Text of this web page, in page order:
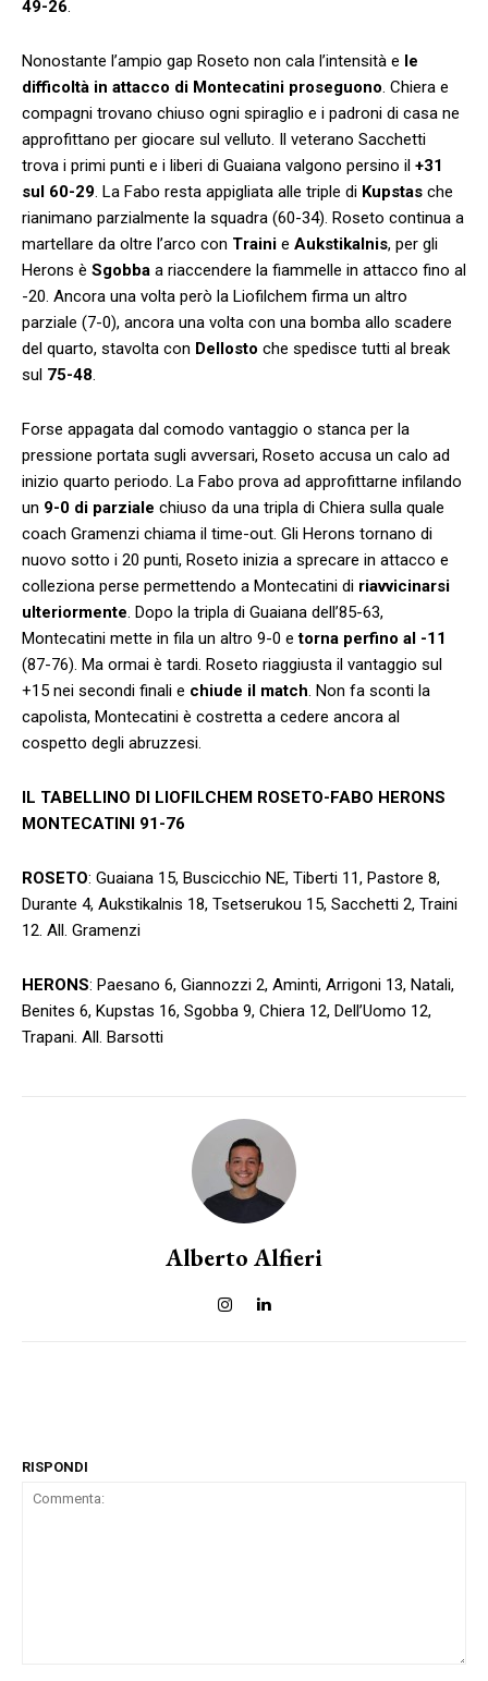
49-26.
Nonostante l’ampio gap Roseto non cala l’intensità e le
difficoltà in attacco di Montecatini proseguono. Chiera e
compagni trovano chiuso ogni spiraglio e i padroni di casa ne
approfittano per giocare sul velluto. Il veterano Sacchetti
trova i primi punti e i liberi di Guaiana valgono persino il +31
sul 60-29. La Fabo resta appigliata alle triple di Kupstas che
rianimano parzialmente la squadra (60-34). Roseto continua a
martellare da oltre l’arco con Traini e Aukstikalnis, per gli
Herons è Sgobba a riaccendere la fiammelle in attacco fino al
-20. Ancora una volta però la Liofilchem firma un altro
parziale (7-0), ancora una volta con una bomba allo scadere
del quarto, stavolta con Dellosto che spedisce tutti al break
sul 75-48.
Forse appagata dal comodo vantaggio o stanca per la
pressione portata sugli avversari, Roseto accusa un calo ad
inizio quarto periodo. La Fabo prova ad approfittarne infilando
un 9-0 di parziale chiuso da una tripla di Chiera sulla quale
coach Gramenzi chiama il time-out. Gli Herons tornano di
nuovo sotto i 20 punti, Roseto inizia a sprecare in attacco e
colleziona perse permettendo a Montecatini di riavvicinarsi
ulteriormente. Dopo la tripla di Guaiana dell’85-63,
Montecatini mette in fila un altro 9-0 etorna perfino al -11
(87-76). Ma ormai è tardi. Roseto riaggiusta il vantaggio sul
+15 nei secondi finali e chiude il match. Non fa sconti la
capolista, Montecatini è costretta a cedere ancora al
cospetto degli abruzzesi.
IL TABELLINO DI LIOFILCHEM ROSETO-FABO HERONS
MONTECATINI 91-76
ROSETO: Guaiana 15, Buscicchio NE, Tiberti 11, Pastore 8,
Durante 4, Aukstikalnis 18, Tsetserukou 15, Sacchetti 2, Traini
12. All. Gramenzi
HERONS: Paesano 6, Giannozzi 2, Aminti, Arrigoni 13, Natali,
Benites 6, Kupstas 16, Sgobba 9, Chiera 12, Dell’Uomo 12,
Trapani. All. Barsotti
Alberto Alfieri
RISPONDI